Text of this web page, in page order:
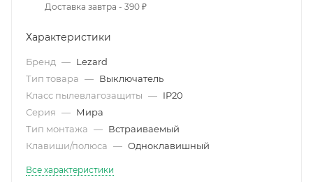
Доставка завтра - 390 ₽
Характеристики
Бренд — Lezard
Тип товара — Выключатель
Класс пылевлагозащиты — IP20
Серия — Мира
Тип монтажа — Встраиваемый
Клавиши/полюса — Одноклавишный
Все характеристики